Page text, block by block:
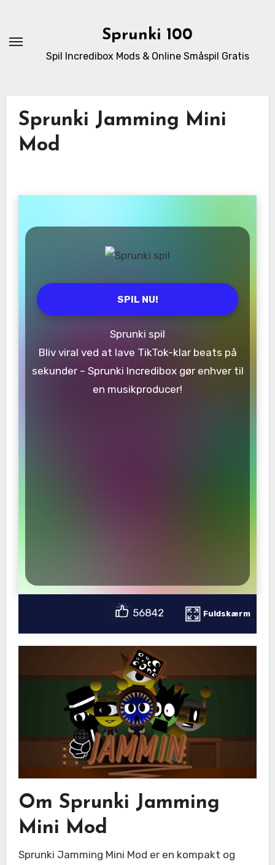
content
Sprunki 100
Spil Incredibox Mods & Online Småspil Gratis
Sprunki Jamming Mini
Mod
SPIL NU!
Sprunki spil
Bliv viral ved at lave TikTok-klar beats på
sekunder – Sprunki Incredibox gør enhver til
en musikproducer!
56842 Fuldskærm
Om Sprunki Jamming
Mini Mod
Sprunki Jamming Mini Mod er en kompakt og